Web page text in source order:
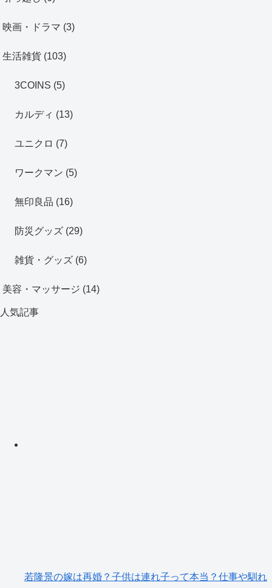
映画・ドラマ (3)
生活雑貨 (103)
3COINS (5)
カルディ (13)
ユニクロ (7)
ワークマン (5)
無印良品 (16)
防災グッズ (29)
雑貨・グッズ (6)
美容・マッサージ (14)
人気記事
若隆景の嫁は再婚？子供は連れ子って本当？仕事や馴れ